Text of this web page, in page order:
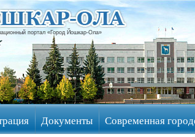
портал «Город Йошкар-Ола»
Документы Современная